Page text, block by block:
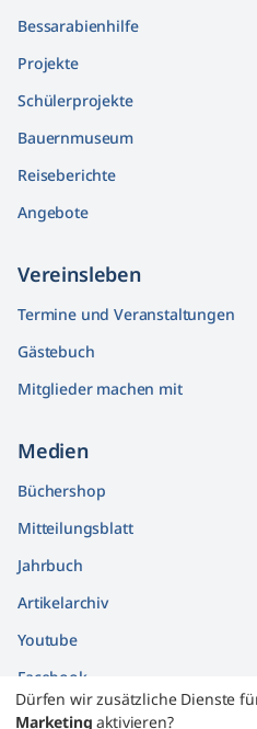
Bessarabienhilfe
Projekte
Schülerprojekte
Bauernmuseum
Reiseberichte
Angebote
Vereinsleben
Termine und Veranstaltungen
Gästebuch
Mitglieder machen mit
Medien
Büchershop
Mitteilungsblatt
Jahrbuch
Artikelarchiv
Youtube
Facebook
Findbücher
Dürfen wir zusätzliche Dienste
Marketing aktivieren?